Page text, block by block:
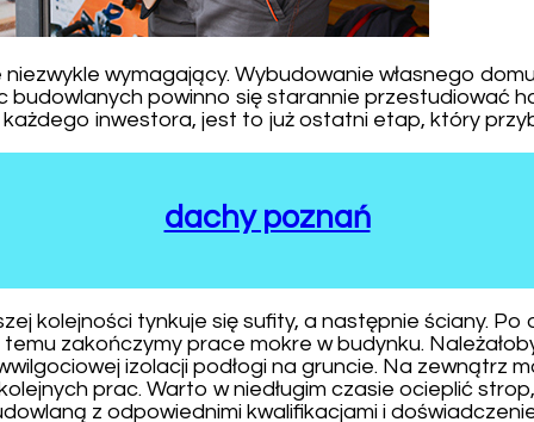
wymagający. Wybudowanie własnego
powinno się starannie przestudiować
inwestora, jest to już ostatni etap, który
dachy poznań
kolejności tynkuje się sufity, a następnie ściany.
zakończymy prace mokre w budynku.
izolacji podłogi na gruncie. Na zewnątrz
prac. Warto w niedługim czasie ocieplić
z odpowiednimi kwalifikacjami i